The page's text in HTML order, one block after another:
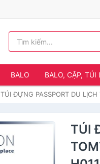
BALO BALO, CẶP, TÚI
TÚI ĐỰNG PASSPORT DU
TÚI